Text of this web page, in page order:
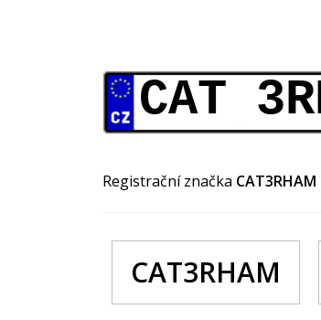
CAT
Registrační značka CAT3RHAM
CAT3RHAM